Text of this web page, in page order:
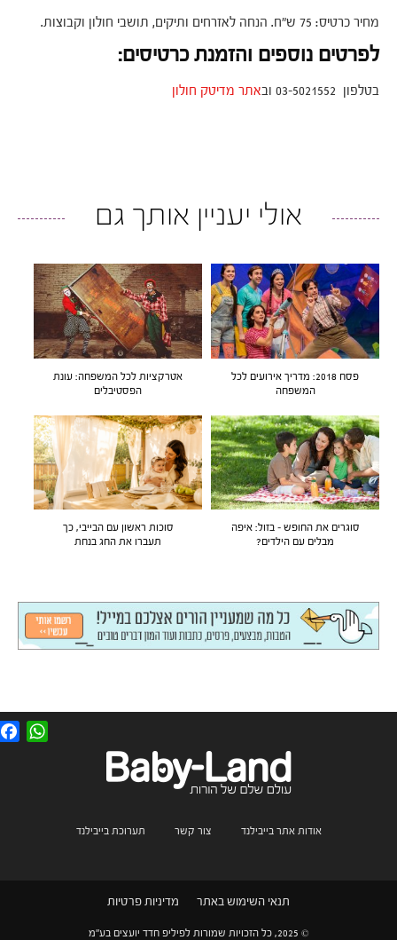
מחיר כרטיס: 75 ש"ח. הנחה לאזרחים ותיקים, תושבי חולון וקבוצות.
לפרטים נוספים והזמנת כרטיסים:
בטלפון 03-5021552 וב אתר מדיטק חולון
אולי יעניין אותך גם
פסח 2018: מדריך אירועים לכל
המשפחה
אטרקציות לכל המשפחה: עונת
הפסטיבלים
סוגרים את החופש – בזול: איפה
מבלים עם הילדים?
סוכות ראשון עם הבייבי, כך
תעברו את החג בנחת
אודות אתר בייבילנד צור קשר תערוכת בייבילנד
תנאי השימוש באתר מדיניות פרטיות
© 2025, כל הזכויות שמורות לפיליפ חדד יועצים בע"מ
F
a
W
h